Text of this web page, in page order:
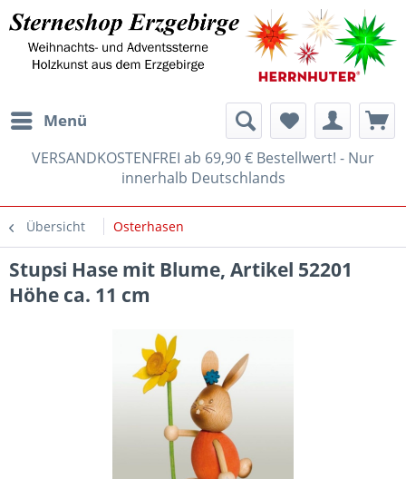
Menü
VERSANDKOSTENFREI ab 69,90 € Bestellwert! - Nur
innerhalb Deutschlands
Übersicht Osterhasen
Stupsi Hase mit Blume, Artikel 52201
Höhe ca. 11 cm